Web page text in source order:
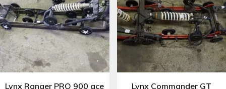
Lynx Ranger PRO 900 ace
Lynx Commander GT